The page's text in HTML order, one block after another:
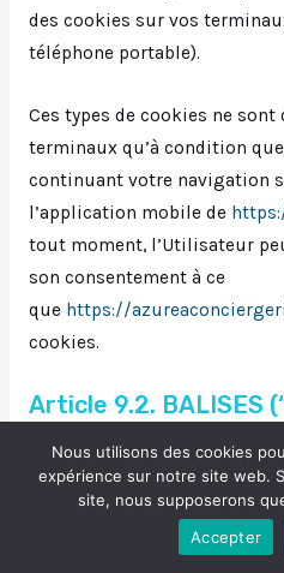
des cookies sur vos
téléphone portable).
Ces types de cookies ne sont
terminaux qu’à condition
continuant votre navigation
l’application mobile de
tout moment, l’Utilisateur
son consentement à ce
que https://
cookies.
Article 9.2. BALISES
https://azureaconciergerie.fr/
occasionnellement des
appelées « tags », ou balises
GIF transparents, GIF
Nous utilisons des cookies
expérience sur notre site web.
site, nous supposerons
Accepter